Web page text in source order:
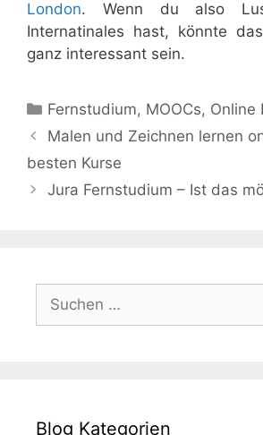
London. Wenn du also
Internatinales hast, könnte
ganz interessant sein.
Kategorien
Fernstudium, MOOCs, Online
Malen und Zeichnen lernen
besten Kurse
Jura Fernstudium – Ist das
nach:
Blog Kategorien